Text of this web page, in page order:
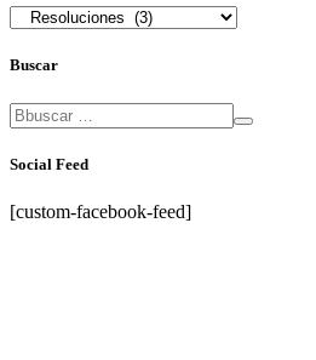
Categorias
Buscar
Social Feed
[custom-facebook-feed]